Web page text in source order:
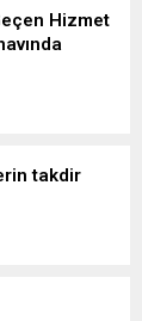
Hizmet
takdir